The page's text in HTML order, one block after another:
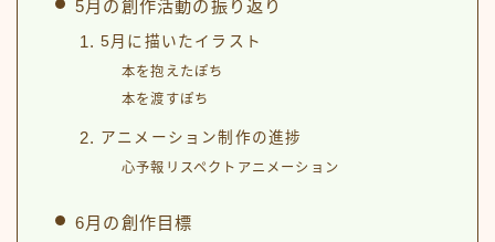
5月の創作活動の振り返り
5月に描いたイラスト
本を抱えたぽち
本を渡すぽち
アニメーション制作の進捗
心予報リスペクトアニメーション
6月の創作目標